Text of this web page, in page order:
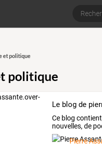
et politique
politique
Le blog de
Ce blog
nouvelles, de
contradictions
Pierre